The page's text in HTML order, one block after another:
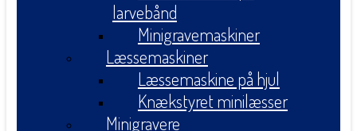
larvebånd
Minigravemaskiner
Læssemaskiner
Læssemaskine på hjul
Knækstyret minilæsser
Minigravere